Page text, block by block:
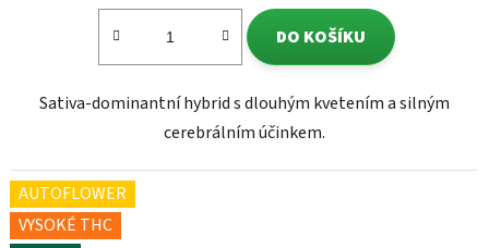
DO KOŠÍKU
Sativa-dominantní hybrid s dlouhým kvetením a silným
cerebrálním účinkem.
AUTOFLOWER
VYSOKÉ THC